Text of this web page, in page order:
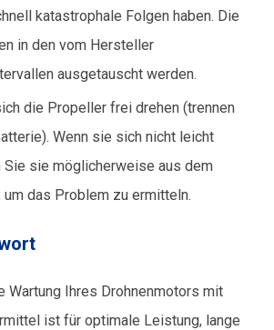
katastrophale Folgen haben. Die
in den vom Hersteller
ausgetauscht werden.
die Propeller frei drehen (trennen
Wenn sie sich nicht leicht
Sie sie möglicherweise aus dem
um das Problem zu ermitteln.
Wartung Ihres Drohnenmotors mit
ist für optimale Leistung, lange